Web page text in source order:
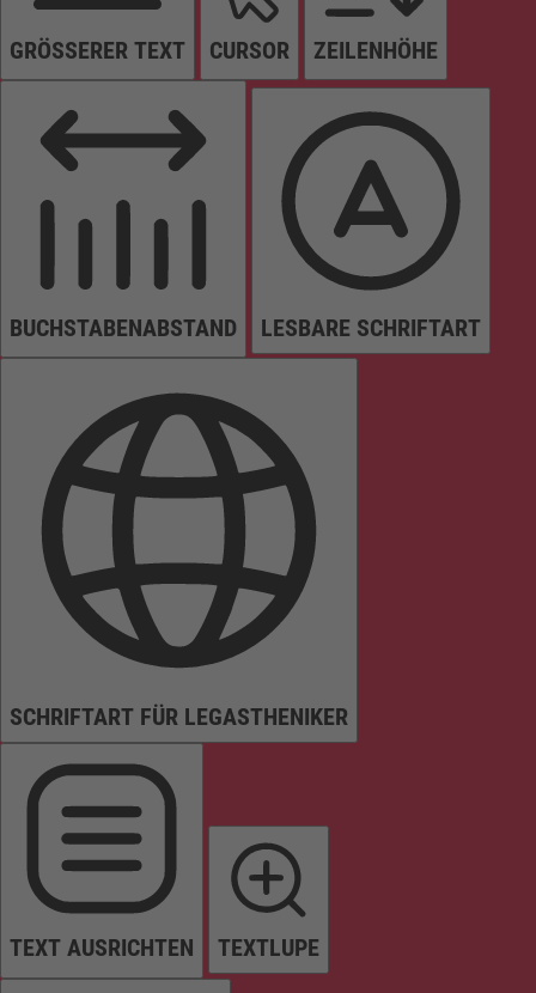
GRÖSSERER TEXT CURSOR ZEILENHÖHE
BUCHSTABENABSTAND LESBARE SCHRIFTART
SCHRIFTART FÜR LEGASTHENIKER
TEXT AUSRICHTEN TEXTLUPE